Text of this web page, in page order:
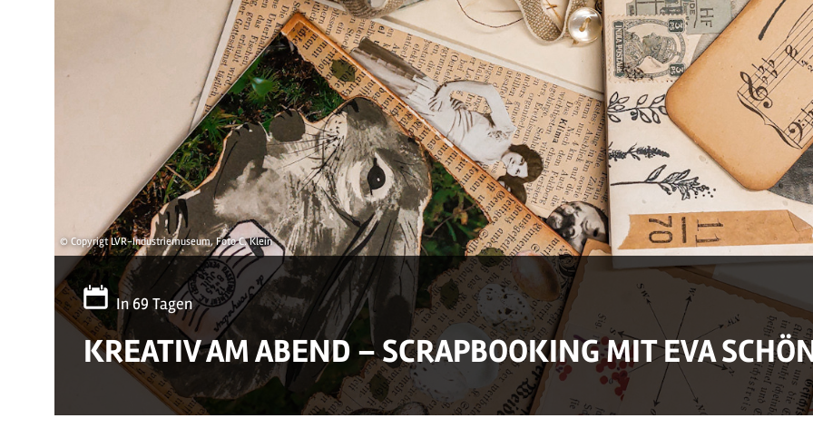
© Copyrigt LVR-Industriemuseum, Foto C. Klein
In 69 Tagen
KREATIV AM ABEND – SCRAPBOOKING MIT EVA